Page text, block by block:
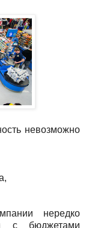
невозможно
нередко
с бюджетами